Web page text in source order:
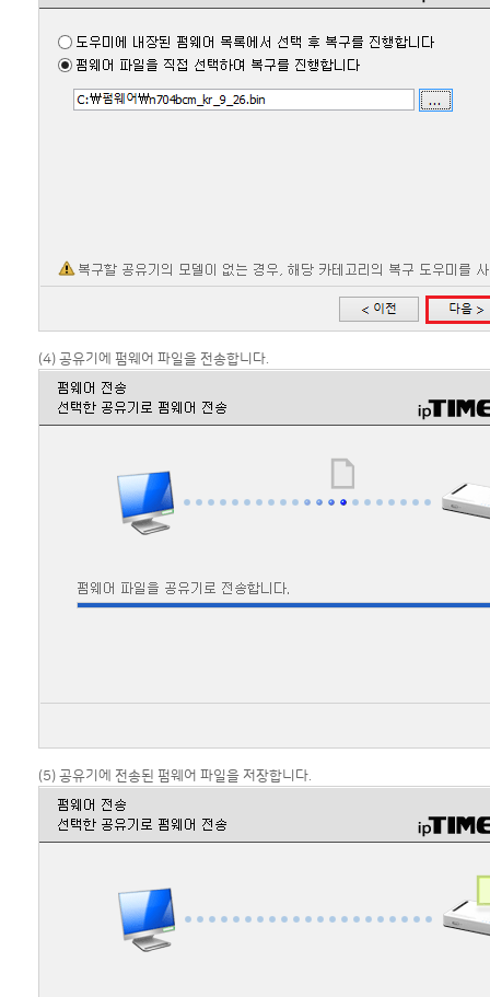
(4) 공유기에 펌웨어 파일을 전송합니다.
(5) 공유기에 전송된 펌웨어 파일을 저장합니다.